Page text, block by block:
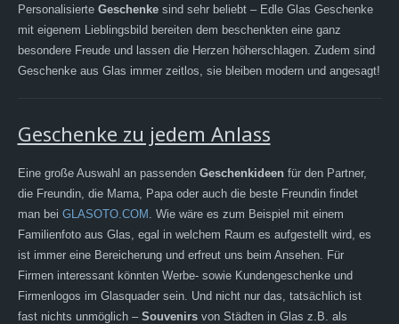
Personalisierte Geschenkesind sehr beliebt – Edle Glas Geschenke
mit eigenem Lieblingsbild bereiten dem beschenkten eine ganz
besondere Freude und lassen die Herzen höherschlagen. Zudem sind
Geschenke aus Glas immer zeitlos, sie bleiben modern und angesagt!
Geschenke zu jedem Anlass
Eine große Auswahl an passenden Geschenkideen für den Partner,
die Freundin, die Mama, Papa oder auch die beste Freundin findet
man bei GLASOTO.COM . Wie wäre es zum Beispiel mit einem
Familienfoto aus Glas, egal in welchem Raum es aufgestellt wird, es
ist immer eine Bereicherung und erfreut uns beim Ansehen. Für
Firmen interessant könnten Werbe- sowie Kundengeschenke und
Firmenlogos im Glasquader sein. Und nicht nur das, tatsächlich ist
fast nichts unmöglich – Souvenirsvon Städten in Glas z.B. als